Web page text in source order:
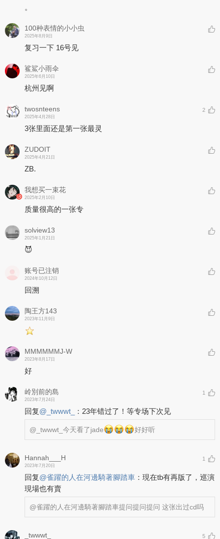
。
100种表情的小小虫
2025年8月9日
复习一下 16号见
鲨鯊小雨伞
2025年6月10日
杭州见啊
twosnteens
2025年4月28日
2
3张里面还是第一张最灵
ZUDOIT
2025年4月21日
ZB.
我想买一束花
2025年2月10日
质量很高的一张专
solview13
2025年1月21日
😈
账号已注销
2024年10月12日
回溯
陶王方143
2023年11月9日
MMMMMMJ-W
2023年8月17日
好
岭別前的島
2023年7月24日
1
回复@ _twwwt_ ： 23年错过了！等专场下次见
@_twwwt_ 今天看了jade 好好听
Hannah___H
2023年7月20日
1
回复@雀躍的人在河邊騎著腳踏車 ： 現在tb有再版了，巡演
現場也有賣
@雀躍的人在河邊騎著腳踏車提问提问提问 这张出过cd吗
_twwwt_ 5